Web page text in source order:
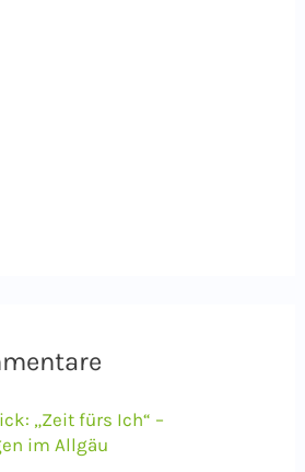
„Zeit fürs Ich“ –
im Allgäu